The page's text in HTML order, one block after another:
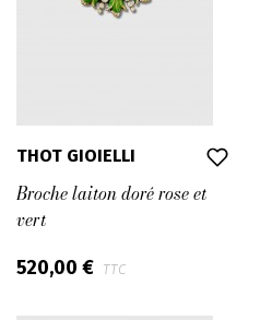
THOT GIOIELLI
Broche laiton doré rose et
vert
520,00 € TTC